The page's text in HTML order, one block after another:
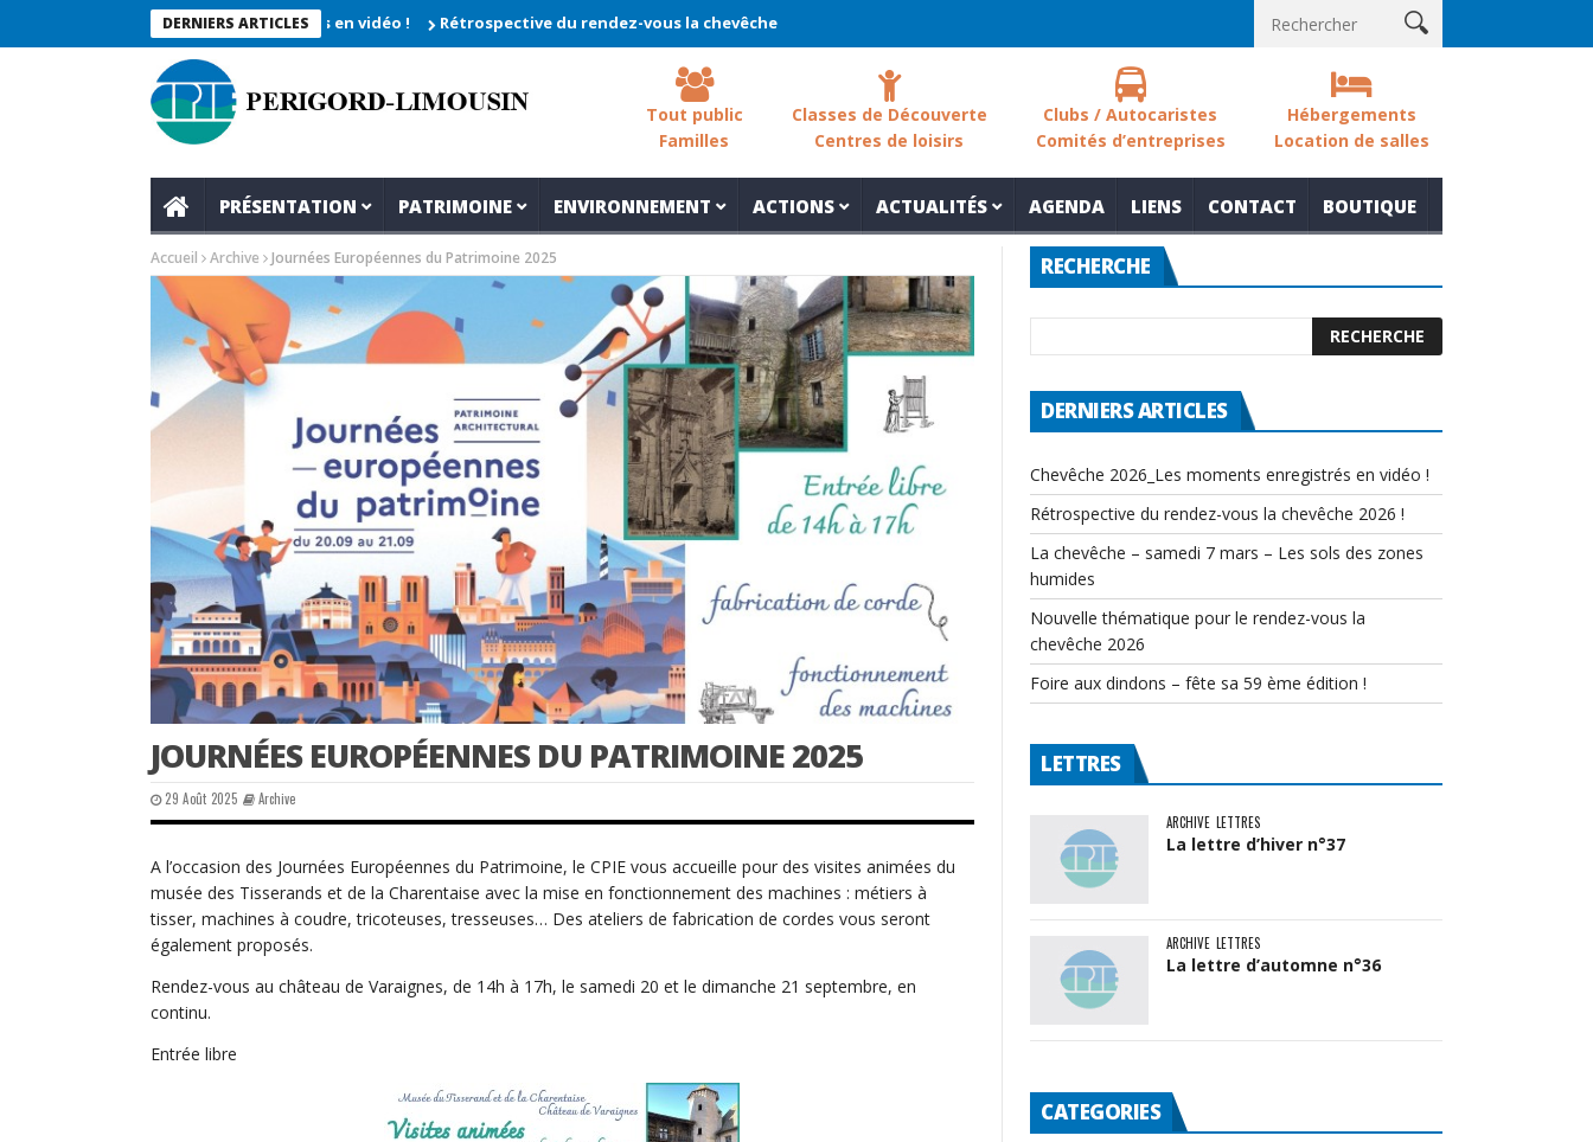
DERNIERS ARTICLES
2026_Les moments enregistrés en vidéo ! Rétrospective du rendez-vous la chevêche 2026 ! Nouvelle thématique pour le rendez-
Tout public
Familles
Classes de Découverte
Centres de loisirs
Clubs / Autocaristes
Comités d’entreprises
Hébergements
Location de salles
PRÉSENTATION PATRIMOINE ENVIRONNEMENT ACTIONS ACTUALITÉS AGENDA LIENS CONTACT BOUTIQUE
Accueil Archive Journées Européennes du Patrimoine 2025
JOURNÉES EUROPÉENNES DU PATRIMOINE 2025
29 Août 2025 Archive
A l’occasion des Journées Européennes du Patrimoine, le CPIE vous accueille pour des visites animées du
musée des Tisserands et de la Charentaise avec la mise en fonctionnement des machines : métiers à
tisser, machines à coudre, tricoteuses, tresseuses… Des ateliers de fabrication de cordes vous seront
également proposés.
Rendez-vous au château de Varaignes, de 14h à 17h, le samedi 20 et le dimanche 21 septembre, en
continu.
Entrée libre
RECHERCHE
DERNIERS ARTICLES
Chevêche 2026_Les moments enregistrés en vidéo !
Rétrospective du rendez-vous la chevêche 2026 !
La chevêche – samedi 7 mars – Les sols des zones
humides
Nouvelle thématique pour le rendez-vous la
chevêche 2026
Foire aux dindons – fête sa 59 ème édition !
LETTRES
ARCHIVE LETTRES
La lettre d’hiver n°37
ARCHIVE LETTRES
La lettre d’automne n°36
CATEGORIES